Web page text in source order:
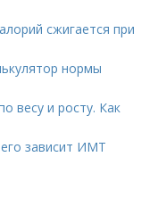
сжигается при
нормы
весу и росту. Как
зависит ИМТ